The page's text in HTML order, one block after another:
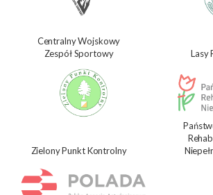
Centralny Wojskowy
Zespół Sportowy
Lasy
Zielony Punkt Kontrolny